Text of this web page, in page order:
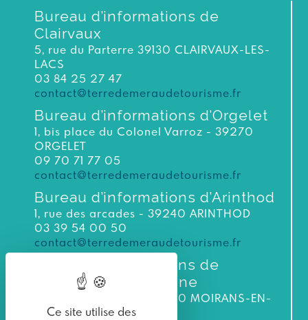
Bureau d’informations de
Clairvaux
5, rue du Parterre 39130 CLAIRVAUX-LES-
LACS
03 84 25 27 47
contact@terredemeraudetourisme.fr
Bureau d’informations d’Orgelet
1, bis place du Colonel Varroz - 39270
ORGELET
09 70 71 77 05
contact@terredemeraudetourisme.fr
Bureau d’informations d’Arinthod
1, rue des arcades - 39240 ARINTHOD
03 39 54 00 50
contact@terredemeraudetourisme.fr
Bureau d’informations de
Moirans-en-Montagne
3 bis rue du Murgin 39260 MOIRANS-EN-
MONTAGNE
Ce site utilise des